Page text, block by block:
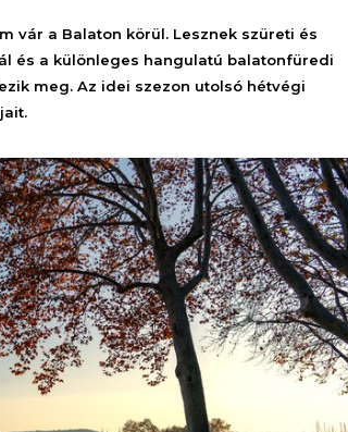
vár a Balaton körül. Lesznek szüreti és
és a különleges hangulatú balatonfüredi
meg. Az idei szezon utolsó hétvégi